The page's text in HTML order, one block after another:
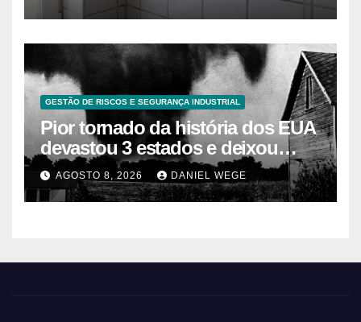
GESTÃO DE RISCOS E SEGURANÇA INDUSTRIAL
Pior tornado da história dos EUA
devastou 3 estados e deixou
centenas de mortos
AGOSTO 8, 2026 DANIEL WEGE